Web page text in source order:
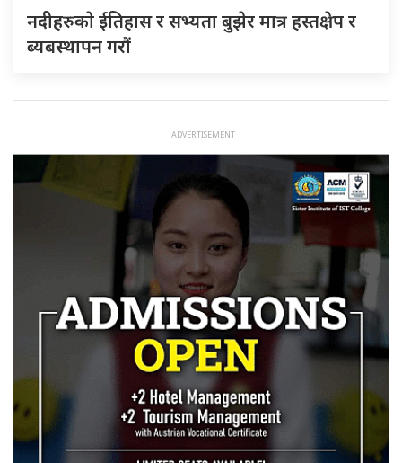
नदीहरुकाे ईतिहास र सभ्यता बुझेर मात्र हस्तक्षेप र
ब्यबस्थापन गराैं